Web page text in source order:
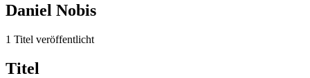
Daniel Nobis
1 Titel veröffentlicht
Titel